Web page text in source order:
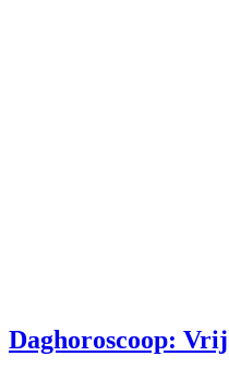
Daghoroscoop: